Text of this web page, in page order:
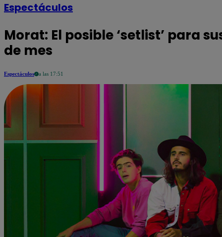
Espectáculos
Morat: El posible ‘setlist’ para
de mes
Espectáculos a las 17:51